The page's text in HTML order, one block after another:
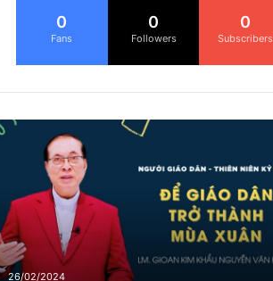
0
Fans
0
Followers
0
Subscribers
26/02/2024